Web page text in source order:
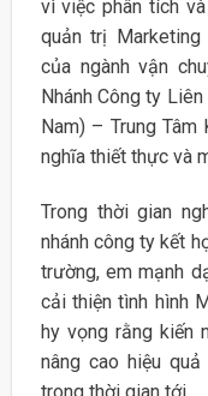
vì việc phân tích
quản trị
của ngành vận
Nhánh Công ty
Nam) – Trung
nghĩa thiết thực và
Trong thời gian
nhánh công ty kết
trường, em mạnh
cải thiện tình hình
hy vọng rằng kiến
nâng cao hiệu